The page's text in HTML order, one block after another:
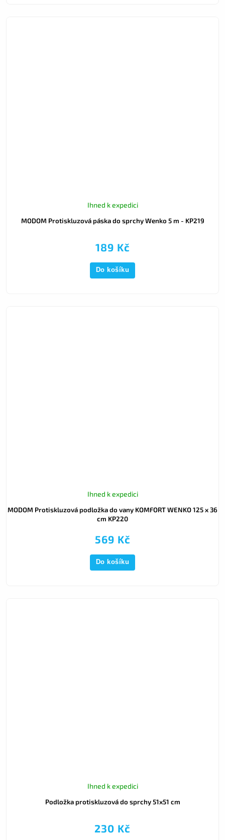
MODOM Protiskluzová páska do sprchy Wenko 5 m - KP219
Ihned k expedici
189 Kč
Do košíku
MODOM Protiskluzová podložka do vany KOMFORT WENKO 125 x 36
cm KP220
Ihned k expedici
569 Kč
Do košíku
Podložka protiskluzová do sprchy 51x51 cm
Ihned k expedici
230 Kč